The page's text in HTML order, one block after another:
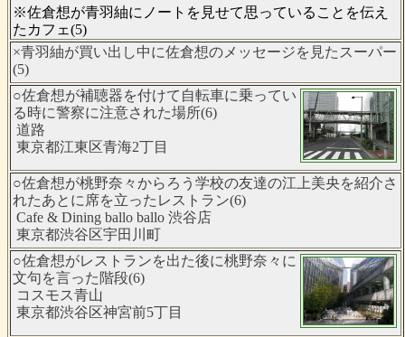
※佐倉想が青羽紬にノートを見せて思っていることを伝え
たカフェ(5)
×青羽紬が買い出し中に佐倉想のメッセージを見たスーパー
(5)
○佐倉想が補聴器を付けて自転車に乗ってい
る時に警察に注意された場所(6)
道路
東京都江東区青海2丁目
○佐倉想が桃野奈々からろう学校の友達の江上美央を紹介さ
れたあとに席を立ったレストラン(6)
Cafe & Dining ballo ballo 渋谷店
東京都渋谷区宇田川町
○佐倉想がレストランを出た後に桃野奈々に
文句を言った階段(6)
コスモス青山
東京都渋谷区神宮前5丁目